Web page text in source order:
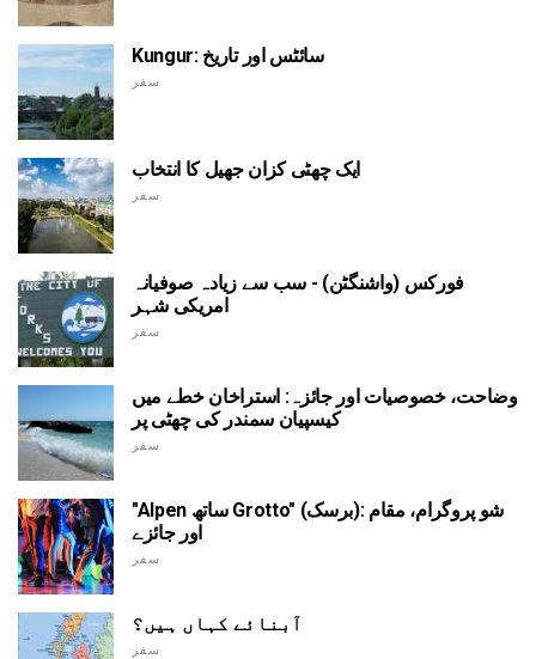
Kungur: سائٹس اور تاریخ
سفر
ایک چھٹی کزان جھیل کا انتخاب
سفر
فورکس (واشنگٹن) - سب سے زیادہ صوفیانہ
امریکی شہر
سفر
وضاحت، خصوصیات اور جائزہ: استراخان خطے میں
کیسپیان سمندر کی چھٹی پر
سفر
"Alpen ساتھ Grotto" (برسک): شو پروگرام، مقام
اور جائزے
سفر
آبنائے کہاں ہیں؟
سفر